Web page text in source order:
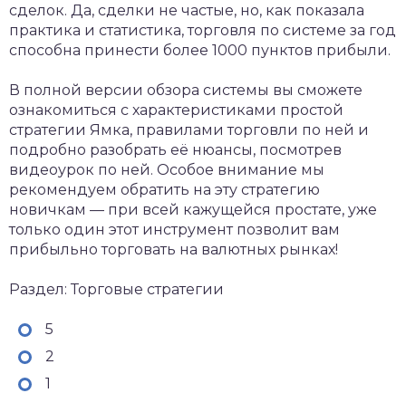
сделок. Да, сделки не частые, но, как показала
практика и статистика, торговля по системе за год
способна принести более 1000 пунктов прибыли.
В полной версии обзора системы вы сможете
ознакомиться с характеристиками простой
стратегии Ямка, правилами торговли по ней и
подробно разобрать её нюансы, посмотрев
видеоурок по ней. Особое внимание мы
рекомендуем обратить на эту стратегию
новичкам — при всей кажущейся простате, уже
только один этот инструмент позволит вам
прибыльно торговать на валютных рынках!
Раздел: Торговые стратегии
5
2
1